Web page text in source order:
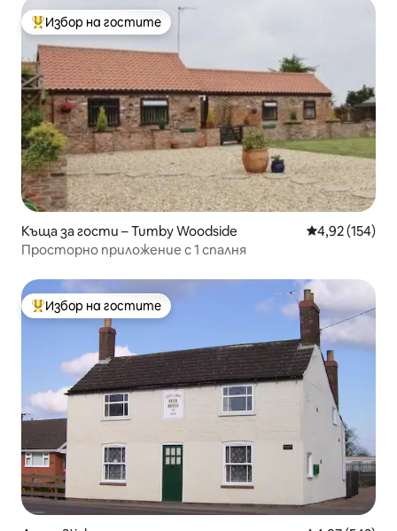
Най-популярен избор на гостите
Избор на гостите
Къща за гости – Tumby Woodside Средна
4,92 (154)
Просторно приложение с 1 спалня
Най-популярен избор на гостите
Избор на гостите